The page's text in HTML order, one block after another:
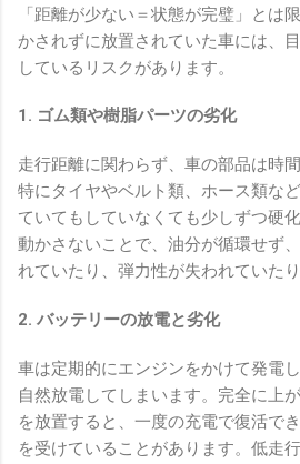
「距離が少ない＝状態が完璧」とは
かされずに放置されていた車には、
しているリスクがあります。
1. ゴム類や樹脂パーツの劣化
走行距離に関わらず、車の部品は時
特にタイヤやベルト類、ホース類な
ていてもしていなくても少しずつ硬
動かさないことで、油分が循環せず
れていたり、弾力性が失われていた
2. バッテリーの放電と劣化
車は定期的にエンジンをかけて発電
自然放電してしまいます。完全に上
を放置すると、一度の充電で復活で
を受けていることがあります。低走